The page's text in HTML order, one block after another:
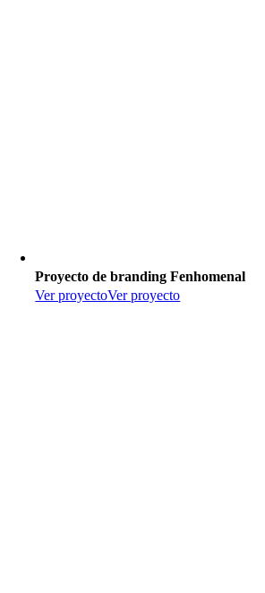
Proyecto de branding Fenhomenal
Ver proyectoVer proyecto